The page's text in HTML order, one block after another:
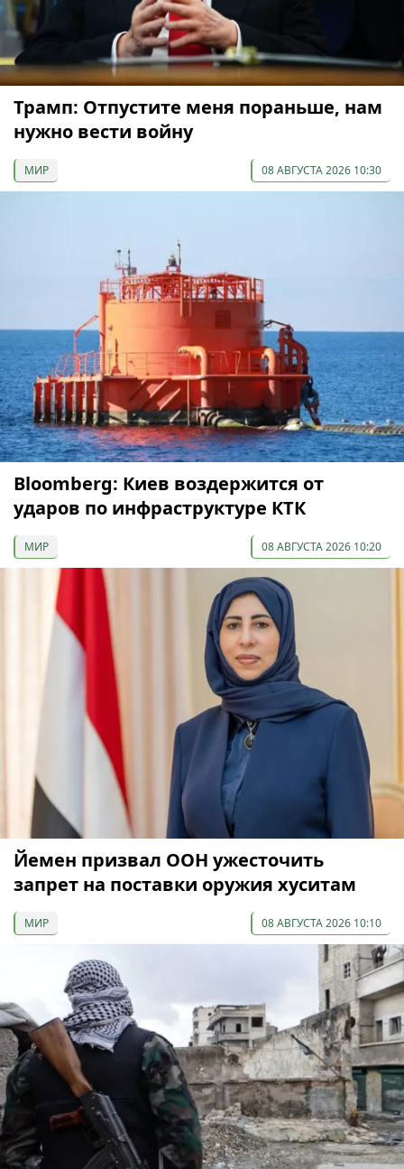
Трамп: Отпустите меня пораньше, нам
нужно вести войну
МИР 08 АВГУСТА 2026 10:30
Bloomberg: Киев воздержится от
ударов по инфраструктуре КТК
МИР 08 АВГУСТА 2026 10:20
Йемен призвал ООН ужесточить
запрет на поставки оружия хуситам
МИР 08 АВГУСТА 2026 10:10